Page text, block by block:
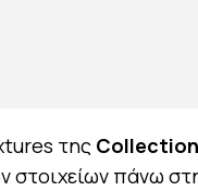
της
στοιχείων πάνω